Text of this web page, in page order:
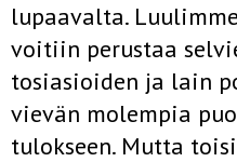
lupaavalta.
voitiin perustaa
tosiasioiden ja lain
vievän molempia
tulokseen. Mutta